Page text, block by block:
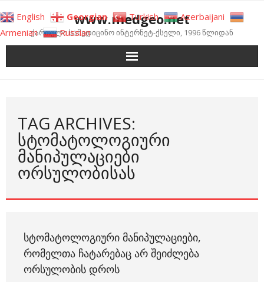
to
content
www.medgeo.net
ქართული სამედიცინო ინტერნეტ-ქსელი, 1996 წლიდან
TAG ARCHIVES:
ᲡᲢᲝᲛᲐᲢᲝᲚᲝᲒᲘᲣᲠᲘ
ᲛᲐᲜᲘᲞᲣᲚᲐᲪᲘᲔᲑᲘ
ᲝᲠᲡᲣᲚᲝᲑᲘᲡᲐᲡ
ᲡᲢᲝᲛᲐᲢᲝᲚᲝᲒᲘᲣᲠᲘ ᲛᲐᲜᲘᲞᲣᲚᲐᲪᲘᲔᲑᲘ,
ᲠᲝᲛᲔᲚᲗᲐ ᲩᲐᲢᲐᲠᲔᲑᲐᲪ ᲐᲠ ᲨᲔᲘᲫᲚᲔᲑᲐ
ᲝᲠᲡᲣᲚᲝᲑᲘᲡ ᲓᲠᲝᲡ
English Georgian Turkish
Azerbaijani
Armenian
Russian